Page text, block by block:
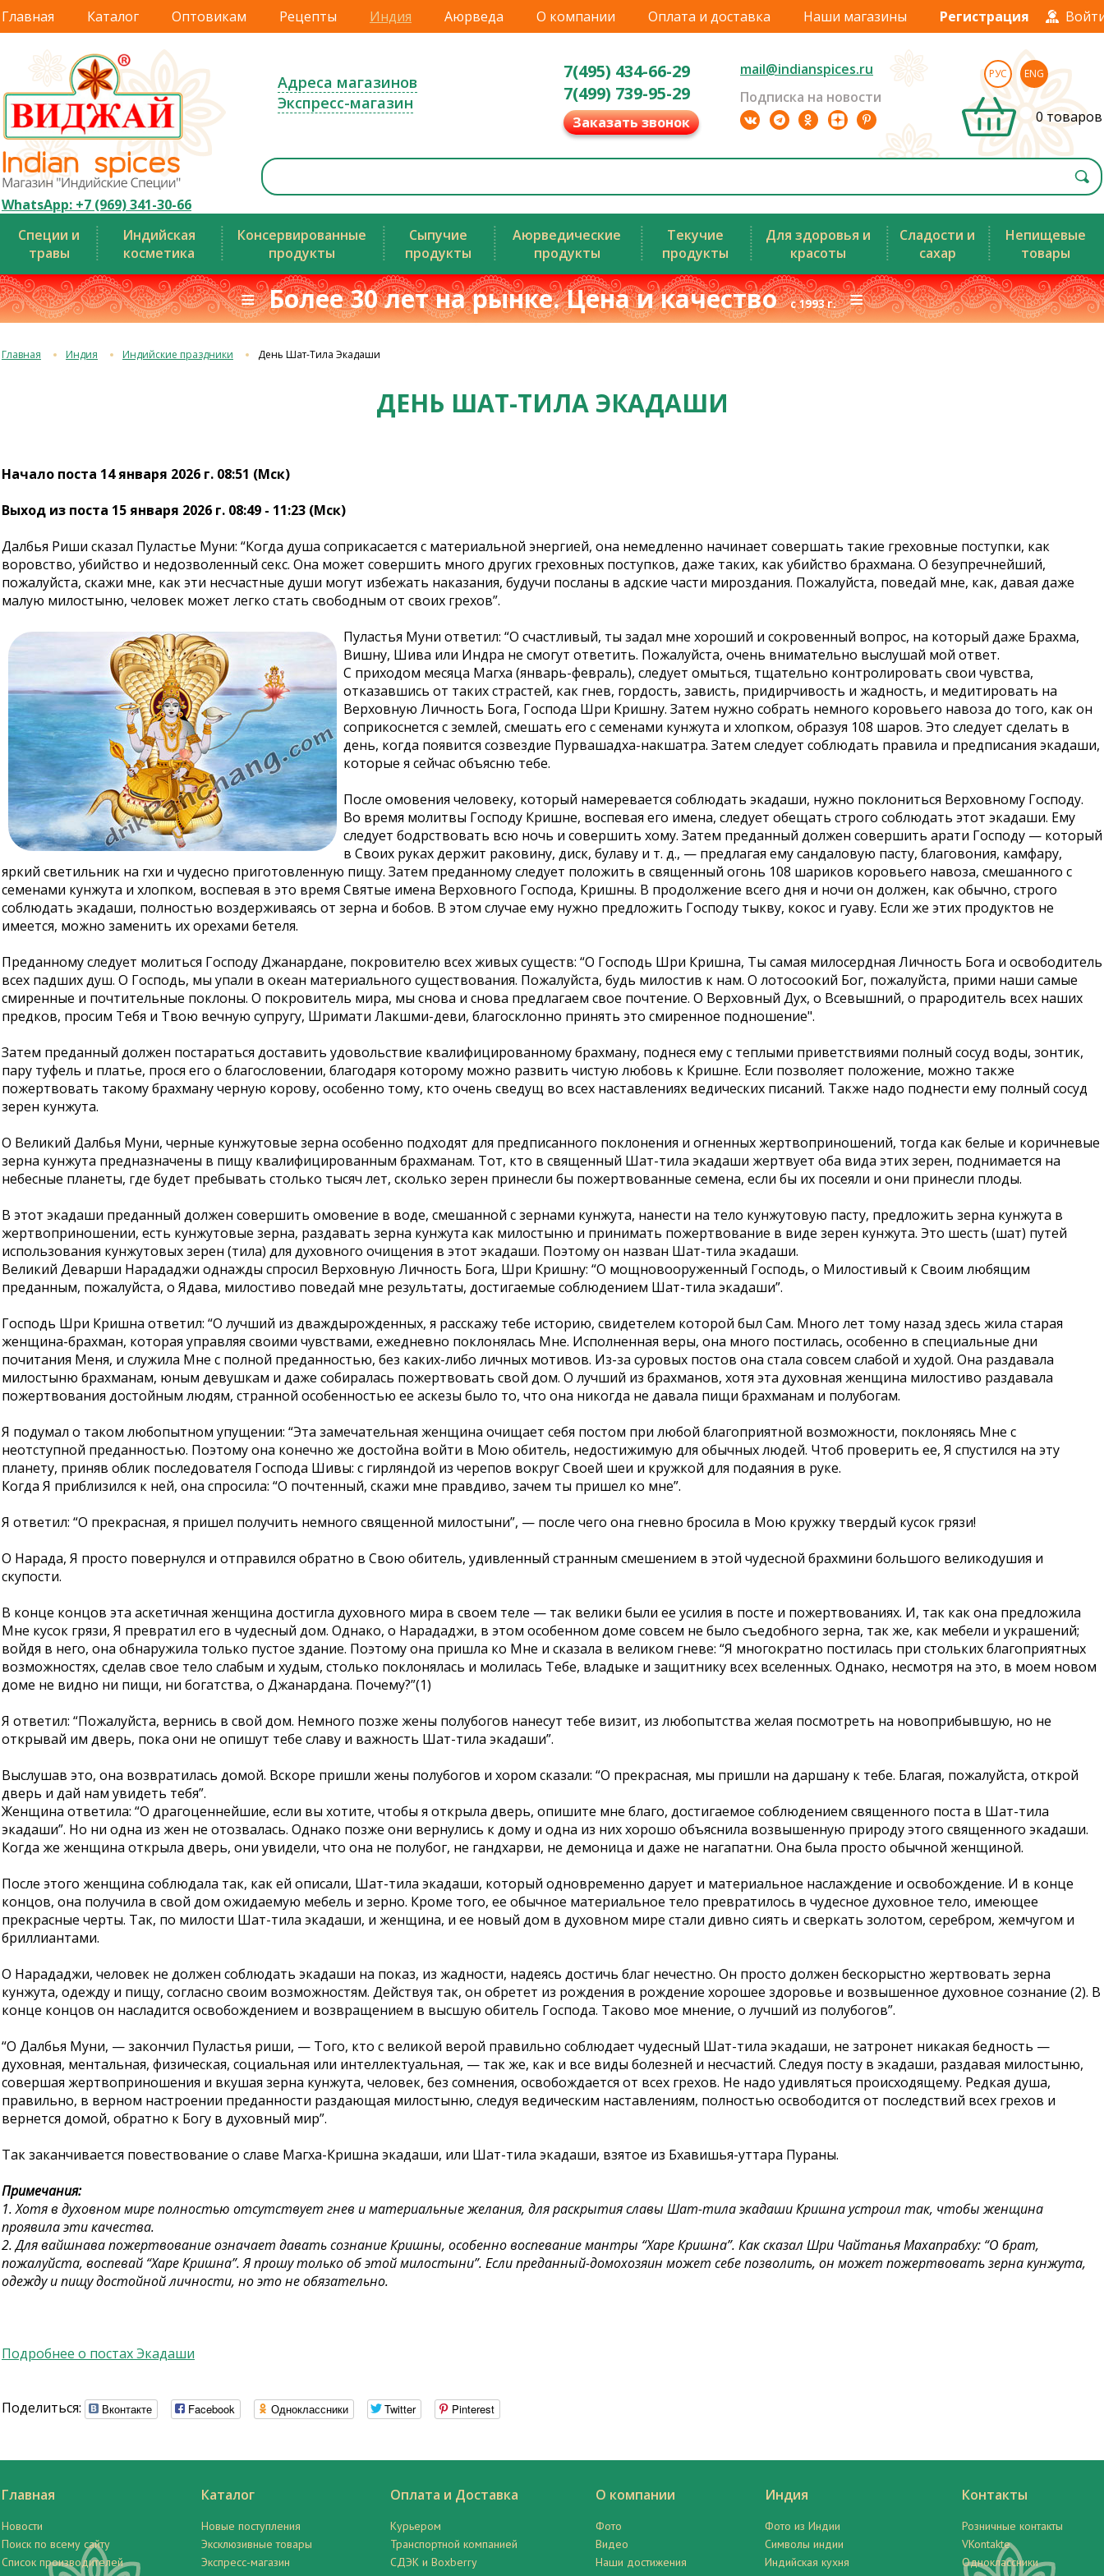
Главная Каталог Оптовикам Рецепты Индия Аюрведа О компании Оплата и доставка Наши магазины Регистрация
WhatsApp: +7 (969) 341-30-66
Адреса магазинов
Экспресс-магазин
7(495) 434-66-29
7(499) 739-95-29
Заказать звонок
mail@indianspices.ru
Подписка на новости
РУС ENG
0 товаров
Специи и
травы
Индийская
косметика
Консервированные
продукты
Сыпучие
продукты
Аюрведические
продукты
Текучие
продукты
Для здоровья и
красоты
Сладости и
сахар
Непищевые
товары
≡ Более 30 лет на рынке. Цена и качествос 1993 г.≡
Главная Индия Индийские праздники День Шат-Тила Экадаши
ДЕНЬ ШАТ-ТИЛА ЭКАДАШИ
Начало поста 14 января 2026 г. 08:51 (Мск)
Выход из поста 15 января 2026 г. 08:49 - 11:23 (Мск)
Далбья Риши сказал Пуластье Муни: “Когда душа соприкасается с материальной энергией, она немедленно начинает совершать такие греховные поступки, как
воровство, убийство и недозволенный секс. Она может совершить много других греховных поступков, даже таких, как убийство брахмана. О безупречнейший,
пожалуйста, скажи мне, как эти несчастные души могут избежать наказания, будучи посланы в адские части мироздания. Пожалуйста, поведай мне, как, давая даже
малую милостыню, человек может легко стать свободным от своих грехов”.
Пуластья Муни ответил: “О счастливый, ты задал мне хороший и сокровенный вопрос, на который даже Брахма,
Вишну, Шива или Индра не смогут ответить. Пожалуйста, очень внимательно выслушай мой ответ.
С приходом месяца Магха (январь-февраль), следует омыться, тщательно контролировать свои чувства,
отказавшись от таких страстей, как гнев, гордость, зависть, придирчивость и жадность, и медитировать на
Верховную Личность Бога, Господа Шри Кришну. Затем нужно собрать немного коровьего навоза до того, как он
соприкоснется с землей, смешать его с семенами кунжута и хлопком, образуя 108 шаров. Это следует сделать в
день, когда появится созвездие Пурвашадха-накшатра. Затем следует соблюдать правила и предписания экадаши,
которые я сейчас объясню тебе.
После омовения человеку, который намеревается соблюдать экадаши, нужно поклониться Верховному Господу.
Во время молитвы Господу Кришне, воспевая его имена, следует обещать строго соблюдать этот экадаши. Ему
следует бодрствовать всю ночь и совершить хому. Затем преданный должен совершить арати Господу — который
в Своих руках держит раковину, диск, булаву и т. д., — предлагая ему сандаловую пасту, благовония, камфару,
яркий светильник на гхи и чудесно приготовленную пищу. Затем преданному следует положить в священный огонь 108 шариков коровьего навоза, смешанного с
семенами кунжута и хлопком, воспевая в это время Святые имена Верховного Господа, Кришны. В продолжение всего дня и ночи он должен, как обычно, строго
соблюдать экадаши, полностью воздерживаясь от зерна и бобов. В этом случае ему нужно предложить Господу тыкву, кокос и гуаву. Если же этих продуктов не
имеется, можно заменить их орехами бетеля.
Преданному следует молиться Господу Джанардане, покровителю всех живых существ: “О Господь Шри Кришна, Ты самая милосердная Личность Бога и освободитель
всех падших душ. О Господь, мы упали в океан материального существования. Пожалуйста, будь милостив к нам. О лотосоокий Бог, пожалуйста, прими наши самые
смиренные и почтительные поклоны. О покровитель мира, мы снова и снова предлагаем свое почтение. О Верховный Дух, о Всевышний, о прародитель всех наших
предков, просим Тебя и Твою вечную супругу, Шримати Лакшми-деви, благосклонно принять это смиренное подношение".
Затем преданный должен постараться доставить удовольствие квалифицированному брахману, поднеся ему с теплыми приветствиями полный сосуд воды, зонтик,
пару туфель и платье, прося его о благословении, благодаря которому можно развить чистую любовь к Кришне. Если позволяет положение, можно также
пожертвовать такому брахману черную корову, особенно тому, кто очень сведущ во всех наставлениях ведических писаний. Также надо поднести ему полный сосуд
зерен кунжута.
О Великий Далбья Муни, черные кунжутовые зерна особенно подходят для предписанного поклонения и огненных жертвоприношений, тогда как белые и коричневые
зерна кунжута предназначены в пищу квалифицированным брахманам. Тот, кто в священный Шат-тила экадаши жертвует оба вида этих зерен, поднимается на
небесные планеты, где будет пребывать столько тысяч лет, сколько зерен принесли бы пожертвованные семена, если бы их посеяли и они принесли плоды.
В этот экадаши преданный должен совершить омовение в воде, смешанной с зернами кунжута, нанести на тело кунжутовую пасту, предложить зерна кунжута в
жертвоприношении, есть кунжутовые зерна, раздавать зерна кунжута как милостыню и принимать пожертвование в виде зерен кунжута. Это шесть (шат) путей
использования кунжутовых зерен (тила) для духовного очищения в этот экадаши. Поэтому он назван Шат-тила экадаши.
Великий Деварши Нарададжи однажды спросил Верховную Личность Бога, Шри Кришну: “О мощновооруженный Господь, о Милостивый к Своим любящим
преданным, пожалуйста, о Ядава, милостиво поведай мне результаты, достигаемые соблюдением Шат-тила экадаши”.
Господь Шри Кришна ответил: “О лучший из дваждырожденных, я расскажу тебе историю, свидетелем которой был Сам. Много лет тому назад здесь жила старая
женщина-брахман, которая управляя своими чувствами, ежедневно поклонялась Мне. Исполненная веры, она много постилась, особенно в специальные дни
почитания Меня, и служила Мне с полной преданностью, без каких-либо личных мотивов. Из-за суровых постов она стала совсем слабой и худой. Она раздавала
милостыню брахманам, юным девушкам и даже собиралась пожертвовать свой дом. О лучший из брахманов, хотя эта духовная женщина милостиво раздавала
пожертвования достойным людям, странной особенностью ее аскезы было то, что она никогда не давала пищи брахманам и полубогам.
Я подумал о таком любопытном упущении: “Эта замечательная женщина очищает себя постом при любой благоприятной возможности, поклоняясь Мне с
неотступной преданностью. Поэтому она конечно же достойна войти в Мою обитель, недостижимую для обычных людей. Чтоб проверить ее, Я спустился на эту
планету, приняв облик последователя Господа Шивы: с гирляндой из черепов вокруг Своей шеи и кружкой для подаяния в руке.
Когда Я приблизился к ней, она спросила: “О почтенный, скажи мне правдиво, зачем ты пришел ко мне”.
Я ответил: “О прекрасная, я пришел получить немного священной милостыни”, — после чего она гневно бросила в Мою кружку твердый кусок грязи!
О Нарада, Я просто повернулся и отправился обратно в Свою обитель, удивленный странным смешением в этой чудесной брахмини большого великодушия и
скупости.
В конце концов эта аскетичная женщина достигла духовного мира в своем теле — так велики были ее усилия в посте и пожертвованиях. И, так как она предложила
Мне кусок грязи, Я превратил его в чудесный дом. Однако, о Нарададжи, в этом особенном доме совсем не было съедобного зерна, так же, как мебели и украшений;
войдя в него, она обнаружила только пустое здание. Поэтому она пришла ко Мне и сказала в великом гневе: “Я многократно постилась при стольких благоприятных
возможностях, сделав свое тело слабым и худым, столько поклонялась и молилась Тебе, владыке и защитнику всех вселенных. Однако, несмотря на это, в моем новом
доме не видно ни пищи, ни богатства, о Джанардана. Почему?”(1)
Я ответил: “Пожалуйста, вернись в свой дом. Немного позже жены полубогов нанесут тебе визит, из любопытства желая посмотреть на новоприбывшую, но не
открывай им дверь, пока они не опишут тебе славу и важность Шат-тила экадаши”.
Выслушав это, она возвратилась домой. Вскоре пришли жены полубогов и хором сказали: “О прекрасная, мы пришли на даршану к тебе. Благая, пожалуйста, открой
дверь и дай нам увидеть тебя”.
Женщина ответила: “О драгоценнейшие, если вы хотите, чтобы я открыла дверь, опишите мне благо, достигаемое соблюдением священного поста в Шат-тила
экадаши”. Но ни одна из жен не отозвалась. Однако позже они вернулись к дому и одна из них хорошо объяснила возвышенную природу этого священного экадаши.
Когда же женщина открыла дверь, они увидели, что она не полубог, не гандхарви, не демоница и даже не нагапатни. Она была просто обычной женщиной.
После этого женщина соблюдала так, как ей описали, Шат-тила экадаши, который одновременно дарует и материальное наслаждение и освобождение. И в конце
концов, она получила в свой дом ожидаемую мебель и зерно. Кроме того, ее обычное материальное тело превратилось в чудесное духовное тело, имеющее
прекрасные черты. Так, по милости Шат-тила экадаши, и женщина, и ее новый дом в духовном мире стали дивно сиять и сверкать золотом, серебром, жемчугом и
бриллиантами.
О Нарададжи, человек не должен соблюдать экадаши на показ, из жадности, надеясь достичь благ нечестно. Он просто должен бескорыстно жертвовать зерна
кунжута, одежду и пищу, согласно своим возможностям. Действуя так, он обретет из рождения в рождение хорошее здоровье и возвышенное духовное сознание (2). В
конце концов он насладится освобождением и возвращением в высшую обитель Господа. Таково мое мнение, о лучший из полубогов”.
“О Далбья Муни, — закончил Пуластья риши, — Того, кто с великой верой правильно соблюдает чудесный Шат-тила экадаши, не затронет никакая бедность —
духовная, ментальная, физическая, социальная или интеллектуальная, — так же, как и все виды болезней и несчастий. Следуя посту в экадаши, раздавая милостыню,
совершая жертвоприношения и вкушая зерна кунжута, человек, без сомнения, освобождается от всех грехов. Не надо удивляться происходящему. Редкая душа,
правильно, в верном настроении преданности раздающая милостыню, следуя ведическим наставлениям, полностью освободится от последствий всех грехов и
вернется домой, обратно к Богу в духовный мир”.
Так заканчивается повествование о славе Магха-Кришна экадаши, или Шат-тила экадаши, взятое из Бхавишья-уттара Пураны.
Примечания:
1. Хотя в духовном мире полностью отсутствует гнев и материальные желания, для раскрытия славы Шат-тила экадаши Кришна устроил так, чтобы женщина
проявила эти качества.
2. Для вайшнава пожертвование означает давать сознание Кришны, особенно воспевание мантры “Харе Кришна”. Как сказал Шри Чайтанья Махапрабху: “О брат,
пожалуйста, воспевай “Харе Кришна”. Я прошу только об этой милостыни”. Если преданный-домохозяин может себе позволить, он может пожертвовать зерна кунжута,
одежду и пищу достойной личности, но это не обязательно.
Подробнее о постах Экадаши
Поделиться: Вконтакте Facebook Одноклассники Twitter Pinterest
Главная
Новости
Поиск по всему сайту
Список производителей
Каталог
Новые поступления
Эксклюзивные товары
Экспресс-магазин
Оплата и Доставка
Курьером
Транспортной компанией
СДЭК и Boxberry
О компании
Фото
Видео
Наши достижения
Индия
Фото из Индии
Символы индии
Индийская кухня
Контакты
Розничные контакты
VKontakte
Одноклассники